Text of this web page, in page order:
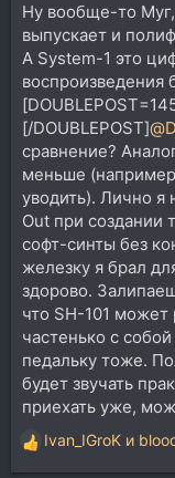
Ну вообще-то Муг,
выпускает и
А System-1 это
воспроизведения
[/DOUBLEPOST]
сравнение?
меньше
уводить). Лично я
Out при создании
софт-синты без
железку я брал
здорово.
что SH-101 может
частенько с
педальку тоже.
будет звучать
приехать уже,
Р
е
Ivan_IGroK и